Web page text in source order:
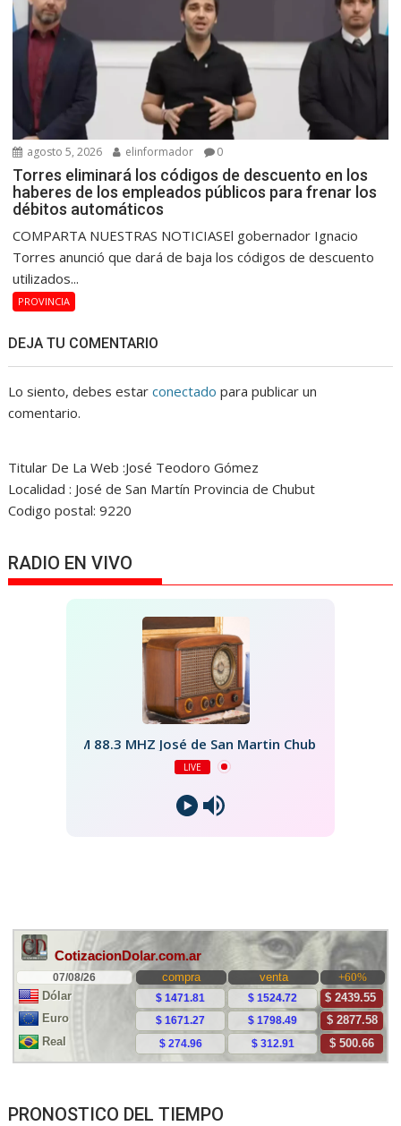
agosto 5, 2026 elinformador 0
Torres eliminará los códigos de descuento en los
haberes de los empleados públicos para frenar los
débitos automáticos
COMPARTA NUESTRAS NOTICIASEl gobernador Ignacio
Torres anunció que dará de baja los códigos de descuento
utilizados...
PROVINCIA
DEJA TU COMENTARIO
Lo siento, debes estarconectado para publicar un
comentario.
Titular De La Web :José Teodoro Gómez
Localidad : José de San Martín Provincia de Chubut
Codigo postal: 9220
RADIO EN VIVO
FM 88.3 MHZ José de San Martin Chubut
LIVE
PRONOSTICO DEL TIEMPO